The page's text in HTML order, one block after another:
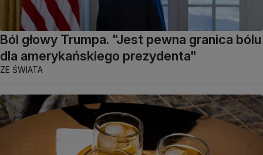
Ból głowy Trumpa. "Jest pewna granica bólu
dla amerykańskiego prezydenta"
ZE ŚWIATA